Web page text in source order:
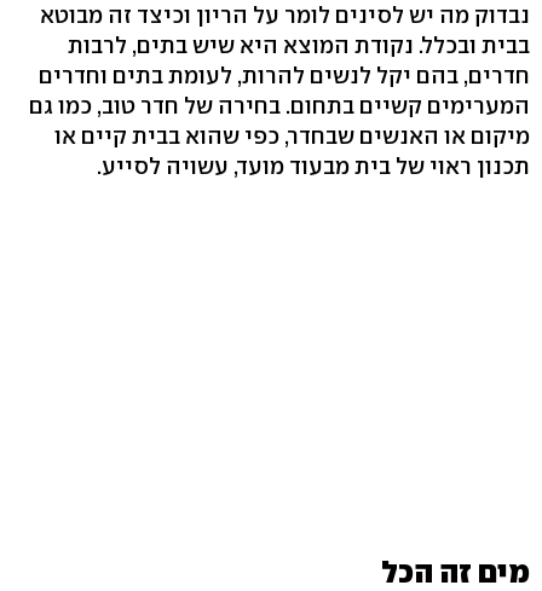
נבדוק מה יש לסינים לומר על הריון וכיצד זה מבוטא
בבית ובכלל. נקודת המוצא היא שיש בתים, לרבות
חדרים, בהם יקל לנשים להרות, לעומת בתים וחדרים
המערימים קשיים בתחום. בחירה של חדר טוב, כמו גם
מיקום או האנשים שבחדר, כפי שהוא בבית קיים או
תכנון ראוי של בית מבעוד מועד, עשויה לסייע.
מים זה הכל